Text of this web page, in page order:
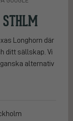
Longhorn där
ditt sällskap. Vi
alternativ